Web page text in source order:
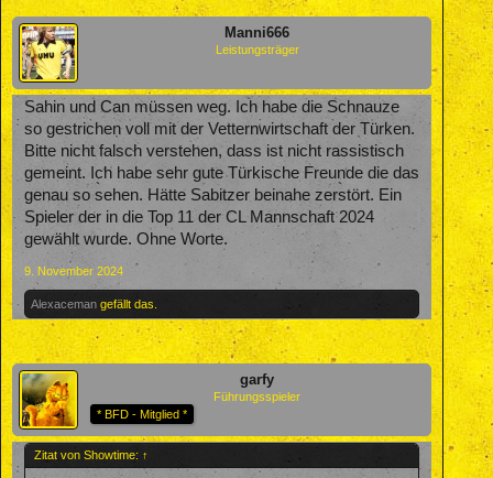
Manni666
Leistungsträger
Sahin und Can müssen weg. Ich habe die Schnauze
so gestrichen voll mit der Vetternwirtschaft der Türken.
Bitte nicht falsch verstehen, dass ist nicht rassistisch
gemeint. Ich habe sehr gute Türkische Freunde die das
genau so sehen. Hätte Sabitzer beinahe zerstört. Ein
Spieler der in die Top 11 der CL Mannschaft 2024
gewählt wurde. Ohne Worte.
9. November 2024
Alexaceman gefällt das.
garfy
Führungsspieler
* BFD - Mitglied *
Zitat von Showtime: ↑